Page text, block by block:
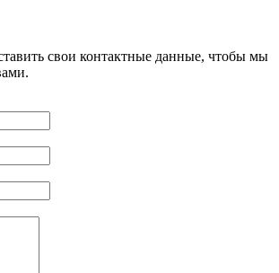
свои контактные данные, чтобы мы